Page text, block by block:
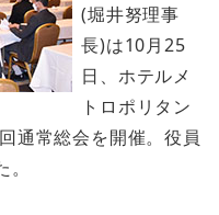
(堀井努理事
長)は10月25
日、ホテルメ
トロポリタン
通常総会を開催。役員